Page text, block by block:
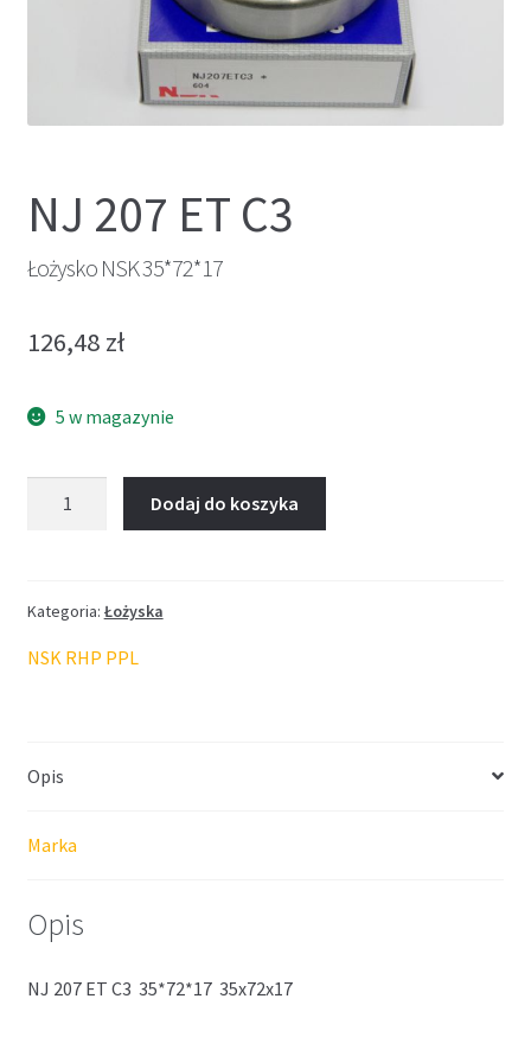
NJ 207 ET C3
Łożysko NSK 35*72*17
126,48 zł
5 w magazynie
Dodaj do koszyka
Kategoria: Łożyska
NSK RHP PPL
Opis
Marka
Opis
NJ 207 ET C3 35*72*17 35x72x17